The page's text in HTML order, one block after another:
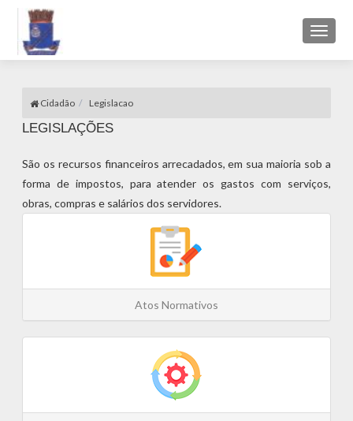
Toggle
Cidadão Legislacao
LEGISLAÇÕES
São os recursos financeiros arrecadados, em sua maioria sob a
forma de impostos, para atender os gastos com serviços,
obras, compras e salários dos servidores.
Atos Normativos